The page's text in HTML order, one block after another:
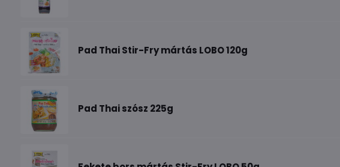
Pad Thai Stir-Fry mártás LOBO 120g
Pad Thai szósz 225g